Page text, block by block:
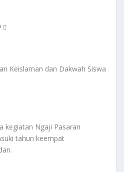
kegiatan Ngaji Pasaran
tahun keempat